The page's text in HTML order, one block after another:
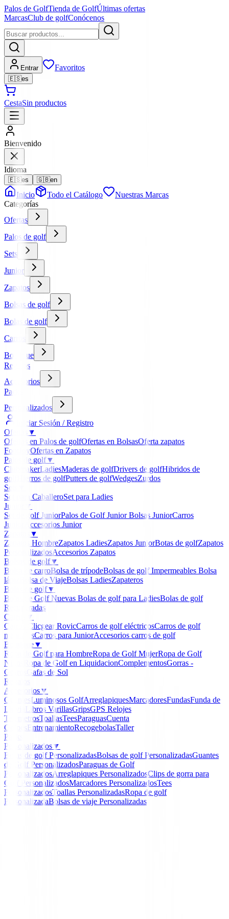
Palos de GolfTienda de GolfÚltimas ofertas
MarcasClub de golfConócenos
Entrar Favoritos
🇪🇸es
CestaSin productos
Bienvenido
Idioma
🇪🇸es 🇬🇧en
Inicio Todo el Catálogo
Nuestras Marcas
Categorías
Ofertas
Palos de golf
Sets
Junior
Zapatos
Bolsas de golf
Bolas de golf
Carros
Boutique
Regalos
Accesorios
Packs
Personalizados
Iniciar Sesión / Registro
Ofertas
▼
Ofertas en Palos de golfOfertas en BolsasOferta zapatos
FootJoyOfertas en Zapatos
Palos de golf▼
ClubmakerLadiesMaderas de golfDrivers de golfHibridos de
golf
Hierros de golfPutters de golfWedgesZurdos
Sets
Set para CaballeroSet para Ladies
Junior
▼
Set de golf JuniorPalos de Golf JuniorBolsas JuniorCarros
Junior
Accesorios Junior
Zapatos
▼
Zapatos HombreZapatos LadiesZapatos JuniorBotas de golfZapatos
PersonalizadosAccesorios Zapatos
Bolsas de golf▼
Bolsa de carroBolsa de trípodeBolsas de golf Impermeables Bolsa
lápiz
Bolsa de ViajeBolsas LadiesZapateros
Bolas de golf▼
Bolas de Golf Nuevas Bolas de golf para LadiesBolas de golf
Recuperadas
Carros
▼
Carros Clicgear RovicCarros de golf eléctricosCarros de golf
manualesCarros para JuniorAccesorios carros de golf
Boutique▼
Ropa de Golf para HombreRopa de Golf MujerRopa de Golf
Niños
Ropa de Golf en LiquidacionComplementosGorras -
Gorros
Gafas de Sol
Regalos
Accesorios▼
Guantes Luminosos GolfArreglapiquesMarcadoresFundasFunda de
Lluvia
Libros VarillasGripsGPS Relojes
TelemetrosToallasTeesParaguasCuenta
GolpesEntrenamientoRecogebolasTaller
Packs
Personalizados▼
Bolas de golf PersonalizadasBolsas de golf PersonalizadasGuantes
de Golf PersonalizadosParaguas de Golf
PersonalizadosArreglapiques PersonalizadosClips de gorra para
Golf PersonalizadosMarcadores PersonalizadosTees
PersonalizadosToallas PersonalizadasRopa de golf
PersonalizadaBolsas de viaje Personalizadas